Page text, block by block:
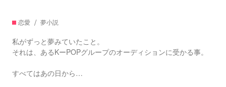
恋愛 夢小説
私がずっと夢みていたこと。
それは、あるKーPOPグループのオーディションに受かる事。
すべてはあの日から…